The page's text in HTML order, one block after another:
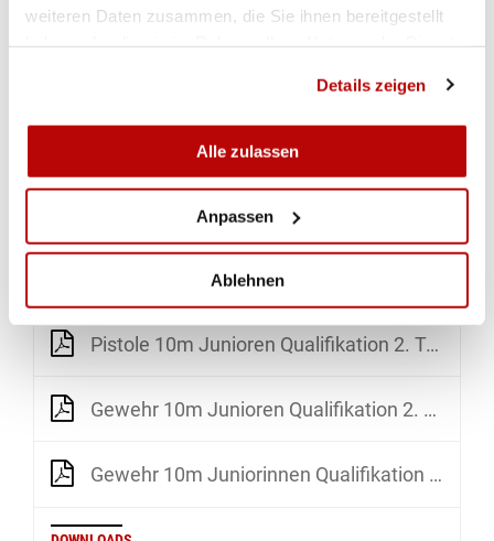
weiteren Daten zusammen, die Sie ihnen bereitgestellt
Details zeigen
Alle zulassen
Anpassen
Ablehnen
Pistole 10m Junioren Qualifikation
Gewehr 10m Juniorinnen Qualifikation
Gewehr 10m Junioren Qualifikation
Pistole 10m Juniorinnen Qualifikation
Pistole 10m Juniorinnen Qualifikation 2. Tag
Pistole 10m Junioren Qualifikation 2. Tag
Gewehr 10m Junioren Qualifikation 2. Tag
Gewehr 10m Juniorinnen Qualifikation 2. Tag